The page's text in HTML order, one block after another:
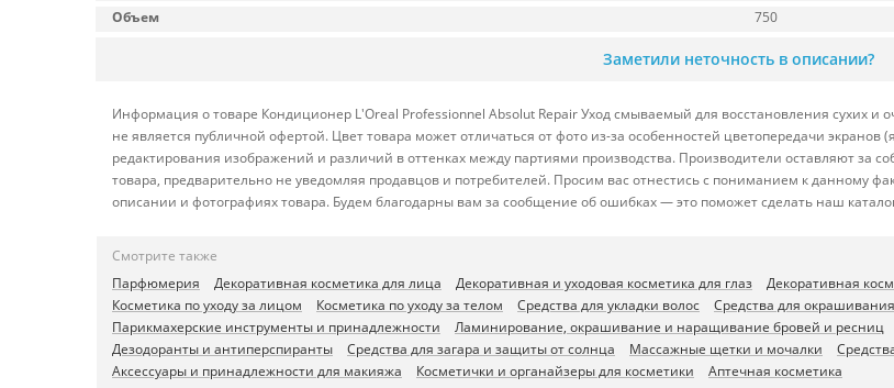
Объем
750
Заметили неточность в описании?
Информация о товаре Кондиционер L'Oreal Professionnel Absolut Repair Уход смываемый для восстановления сухих и
не является публичной офертой. Цвет товара может отличаться от фото из-за особенностей цветопередачи экранов
редактирования изображений и различий в оттенках между партиями производства. Производители оставляют за
товара, предварительно не уведомляя продавцов и потребителей. Просим вас отнестись с пониманием к данному
описании и фотографиях товара. Будем благодарны вам за сообщение об ошибках — это поможет сделать наш
Смотрите также
Парфюмерия
Декоративная косметика для лица Декоративная и уходовая косметика для глаз Декоративная
Косметика по уходу за лицом
Косметика по уходу за телом Средства для укладки волос Средства для
Парикмахерские инструменты и принадлежности
Ламинирование, окрашивание и наращивание бровей и ресниц
Дезодоранты и антиперспиранты
Средства для загара и защиты от солнца Массажные щетки и мочалки
Аксессуары и принадлежности для макияжа
Косметички и органайзеры для косметики Аптечная косметика